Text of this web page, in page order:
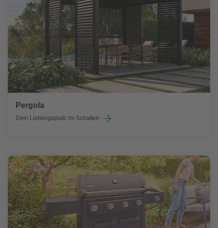
Pergola
Dein Lieblingsplatz im Schatten